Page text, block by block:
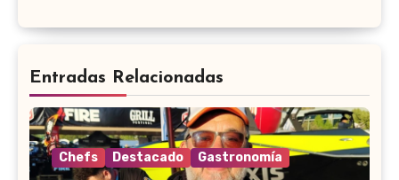
Entradas Relacionadas
Chefs Destacado Gastronomía